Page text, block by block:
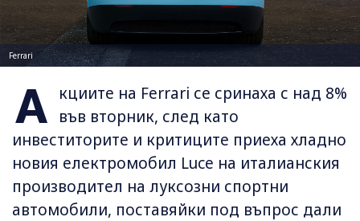
Ferrari
А
кциите на Ferrari се сринаха с над 8%
във вторник, след като
инвеститорите и критиците приеха хладно
новия електромобил Luce на италианския
производител на луксозни спортни
автомобили, поставяйки под въпрос дали